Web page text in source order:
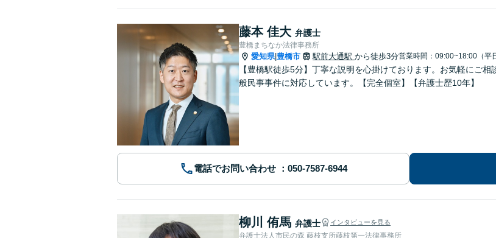
藤本 佳大 弁護士
豊橋まちなか法律事務所
愛知県| 豊橋市 駅前大通駅 から徒歩3分営業時間：09:00~18:00（平
【豊橋駅徒歩5分】丁寧な説明を心掛けております。お気軽にご
般民事事件に対応しています。【完全個室】【弁護士歴10年】
電話でお問い合わせ
柳川 侑馬 弁護士 インタビューを見る
弁護士法人市民の森 藤枝支所藤枝第一法律事務所